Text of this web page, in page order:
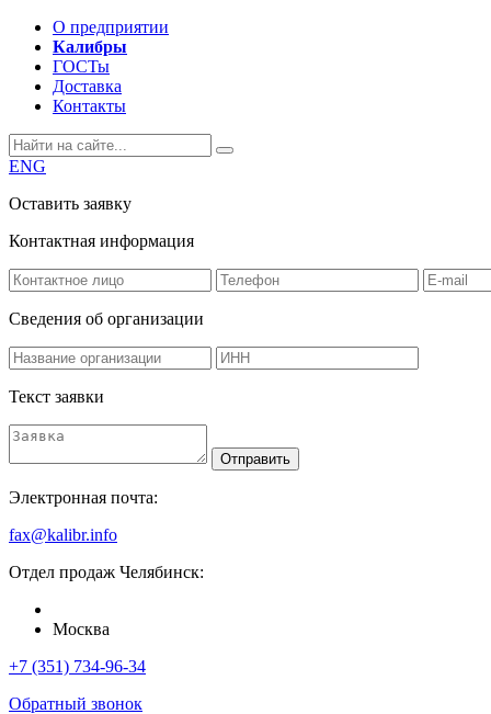
О предприятии
Калибры
ГОСТы
Доставка
Контакты
ENG
Оставить заявку
Контактная информация
Сведения об организации
Текст заявки
Отправить
Электронная почта:
fax@kalibr.info
Отдел продаж Челябинск:
Москва
+7 (351) 734-96-34
Обратный звонок